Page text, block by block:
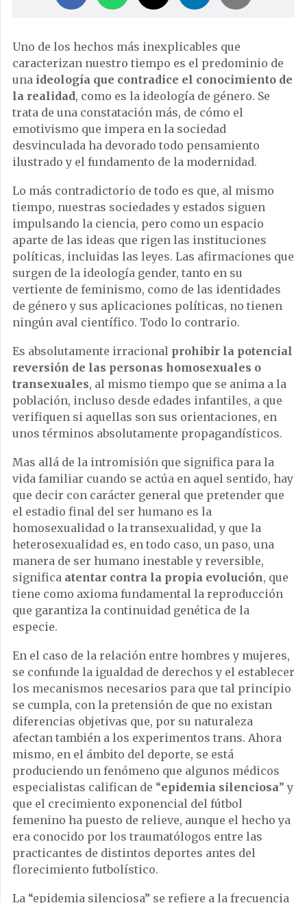
Uno de los hechos más inexplicables que
caracterizan nuestro tiempo es el predominio de
una ideología que contradice el conocimiento de
la realidad, como es la ideología de género. Se
trata de una constatación más, de cómo el
emotivismo que impera en la sociedad
desvinculada ha devorado todo pensamiento
ilustrado y el fundamento de la modernidad.
Lo más contradictorio de todo es que, al mismo
tiempo, nuestras sociedades y estados siguen
impulsando la ciencia, pero como un espacio
aparte de las ideas que rigen las instituciones
políticas, incluidas las leyes. Las afirmaciones que
surgen de la ideología gender, tanto en su
vertiente de feminismo, como de las identidades
de género y sus aplicaciones políticas, no tienen
ningún aval científico. Todo lo contrario.
Es absolutamente irracional prohibir la potencial
reversión de las personas homosexuales o
transexuales, al mismo tiempo que se anima a la
población, incluso desde edades infantiles, a que
verifiquen si aquellas son sus orientaciones, en
unos términos absolutamente propagandísticos.
Mas allá de la intromisión que significa para la
vida familiar cuando se actúa en aquel sentido, hay
que decir con carácter general que pretender que
el estadio final del ser humano es la
homosexualidad o la transexualidad, y que la
heterosexualidad es, en todo caso, un paso, una
manera de ser humano inestable y reversible,
significa atentar contra la propia evolución, que
tiene como axioma fundamental la reproducción
que garantiza la continuidad genética de la
especie.
En el caso de la relación entre hombres y mujeres,
se confunde la igualdad de derechos y el establecer
los mecanismos necesarios para que tal principio
se cumpla, con la pretensión de que no existan
diferencias objetivas que, por su naturaleza
afectan también a los experimentos trans. Ahora
mismo, en el ámbito del deporte, se está
produciendo un fenómeno que algunos médicos
especialistas califican de “epidemia silenciosa” y
que el crecimiento exponencial del fútbol
femenino ha puesto de relieve, aunque el hecho ya
era conocido por los traumatólogos entre las
practicantes de distintos deportes antes del
florecimiento futbolístico.
La “epidemia silenciosa” se refiere a la frecuencia